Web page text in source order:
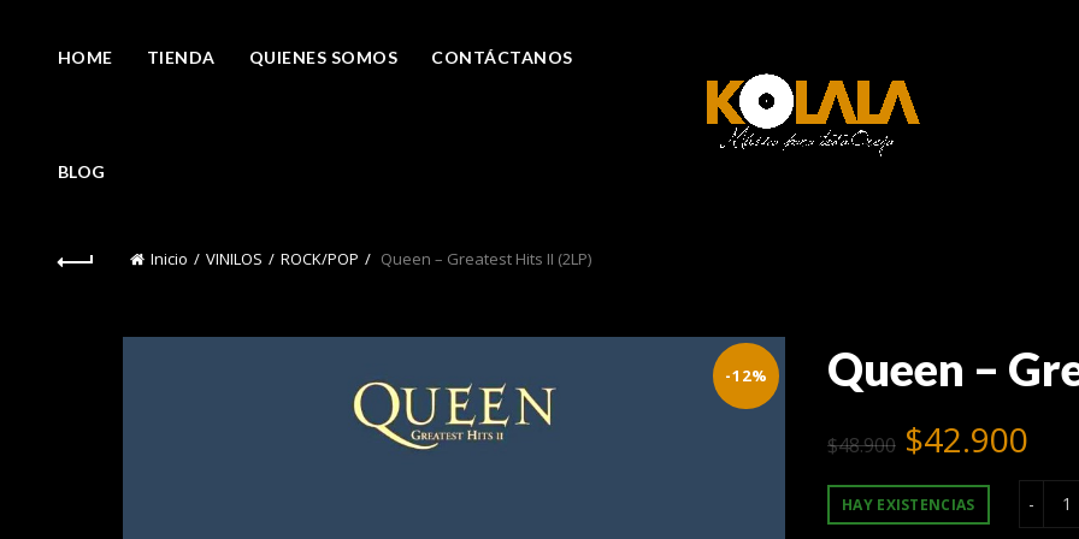
HOME TIENDA QUIENES SOMOS CONTÁCTANOS
BLOG
Inicio VINILOS ROCK/POP Queen – Greatest Hits II (2LP)
-12% Queen –
$48.900 El
precio
$42.900
HAY EXISTENCIAS